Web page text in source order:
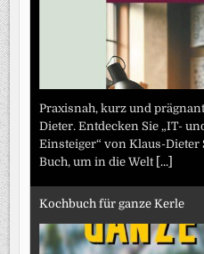
Praxisnah, kurz und
Dieter. Entdecken Sie „IT-
Einsteiger“ von Klaus-Dieter
Buch, um in die Welt [...]
Kochbuch für ganze Kerle